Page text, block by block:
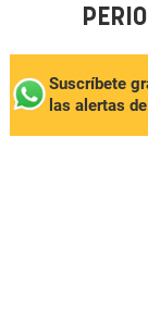
Suscríbete
las alertas